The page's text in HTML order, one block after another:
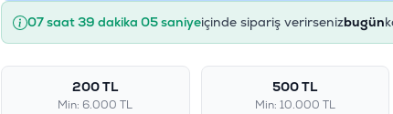
07 saat 39 dakika 05 saniyeiçinde sipariş verirsenizbugün
200 TL
Min: 6.000 TL
500 TL
Min: 10.000 TL